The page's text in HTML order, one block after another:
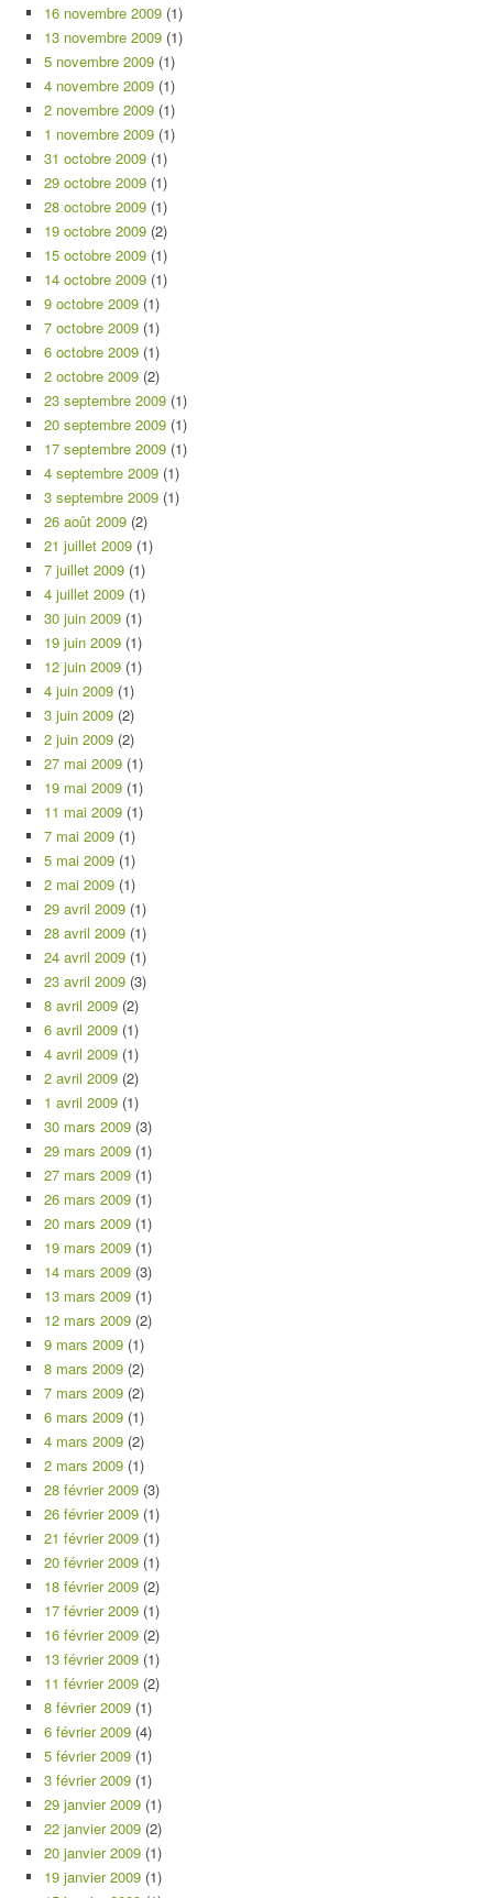
16 novembre 2009 (1)
13 novembre 2009 (1)
5 novembre 2009 (1)
4 novembre 2009 (1)
2 novembre 2009 (1)
1 novembre 2009 (1)
31 octobre 2009 (1)
29 octobre 2009 (1)
28 octobre 2009 (1)
19 octobre 2009 (2)
15 octobre 2009 (1)
14 octobre 2009 (1)
9 octobre 2009 (1)
7 octobre 2009 (1)
6 octobre 2009 (1)
2 octobre 2009 (2)
23 septembre 2009 (1)
20 septembre 2009 (1)
17 septembre 2009 (1)
4 septembre 2009 (1)
3 septembre 2009 (1)
26 août 2009 (2)
21 juillet 2009 (1)
7 juillet 2009 (1)
4 juillet 2009 (1)
30 juin 2009 (1)
19 juin 2009 (1)
12 juin 2009 (1)
4 juin 2009 (1)
3 juin 2009 (2)
2 juin 2009 (2)
27 mai 2009 (1)
19 mai 2009 (1)
11 mai 2009 (1)
7 mai 2009 (1)
5 mai 2009 (1)
2 mai 2009 (1)
29 avril 2009 (1)
28 avril 2009 (1)
24 avril 2009 (1)
23 avril 2009 (3)
8 avril 2009 (2)
6 avril 2009 (1)
4 avril 2009 (1)
2 avril 2009 (2)
1 avril 2009 (1)
30 mars 2009 (3)
29 mars 2009 (1)
27 mars 2009 (1)
26 mars 2009 (1)
20 mars 2009 (1)
19 mars 2009 (1)
14 mars 2009 (3)
13 mars 2009 (1)
12 mars 2009 (2)
9 mars 2009 (1)
8 mars 2009 (2)
7 mars 2009 (2)
6 mars 2009 (1)
4 mars 2009 (2)
2 mars 2009 (1)
28 février 2009 (3)
26 février 2009 (1)
21 février 2009 (1)
20 février 2009 (1)
18 février 2009 (2)
17 février 2009 (1)
16 février 2009 (2)
13 février 2009 (1)
11 février 2009 (2)
8 février 2009 (1)
6 février 2009 (4)
5 février 2009 (1)
3 février 2009 (1)
29 janvier 2009 (1)
22 janvier 2009 (2)
20 janvier 2009 (1)
19 janvier 2009 (1)